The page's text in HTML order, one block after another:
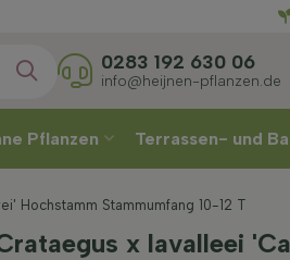
0283 192 630 06
info@heijnen-pflanzen.de
Pflanzen Terrassen- und
Hochstamm Stammumfang 10-12 T
x lavalleei